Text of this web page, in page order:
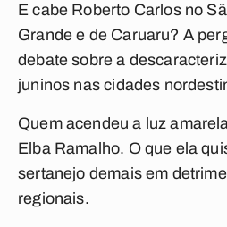
E cabe Roberto Carlos no
Grande e de Caruaru? A
debate sobre a
juninos nas cidades
Quem acendeu a luz
Elba Ramalho. O que ela
sertanejo demais em
regionais.